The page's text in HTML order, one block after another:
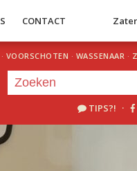
CONTACT
· VOORSCHOTEN · WASSENAAR ·
TIPS?! ·